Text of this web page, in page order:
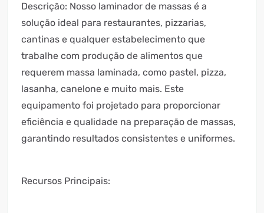
Descrição: Nosso laminador de massas é a
solução ideal para restaurantes, pizzarias,
cantinas e qualquer estabelecimento que
trabalhe com produção de alimentos que
requerem massa laminada, como pastel, pizza,
lasanha, canelone e muito mais. Este
equipamento foi projetado para proporcionar
eficiência e qualidade na preparação de massas,
garantindo resultados consistentes e uniformes.
Recursos Principais: